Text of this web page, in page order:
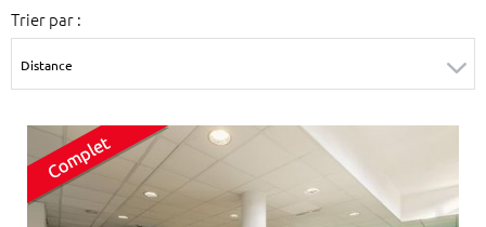
m²
Type de location
Trier par :